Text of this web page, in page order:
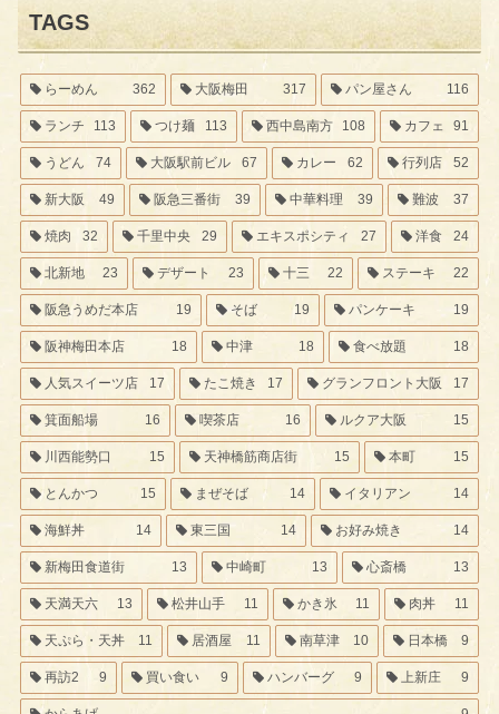
TAGS
らーめん 362 大阪梅田 317 パン屋さん 116
ランチ 113 つけ麺 113 西中島南方 108 カフェ 91
うどん 74 大阪駅前ビル 67 カレー 62 行列店 52
新大阪 49 阪急三番街 39 中華料理 39 難波 37
焼肉 32 千里中央 29 エキスポシティ 27 洋食 24
北新地 23 デザート 23 十三 22 ステーキ 22
阪急うめだ本店 19 そば 19 パンケーキ 19
阪神梅田本店 18 中津 18 食べ放題 18
人気スイーツ店 17 たこ焼き 17 グランフロント大阪 17
箕面船場 16 喫茶店 16 ルクア大阪 15
川西能勢口 15 天神橋筋商店街 15 本町 15
とんかつ 15 まぜそば 14 イタリアン 14
海鮮丼 14 東三国 14 お好み焼き 14
新梅田食道街 13 中崎町 13 心斎橋 13
天満天六 13 松井山手 11 かき氷 11 肉丼 11
天ぷら・天丼 11 居酒屋 11 南草津 10 日本橋 9
再訪2 9 買い食い 9 ハンバーグ 9 上新庄 9